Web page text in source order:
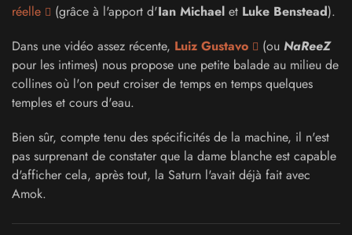
réelle
(grâce à l'apport d'Ian Michael et Luke Benstead).
Dans une vidéo assez récente, Luiz Gustavo (ou NaReeZ
pour les intimes) nous propose une petite balade au milieu de
collines où l'on peut croiser de temps en temps quelques
temples et cours d'eau.
Bien sûr, compte tenu des spécificités de la machine, il n'est
pas surprenant de constater que la dame blanche est capable
d'afficher cela, après tout, la Saturn l'avait déjà fait avec
Amok.